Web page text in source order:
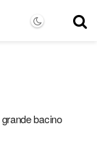
bacino